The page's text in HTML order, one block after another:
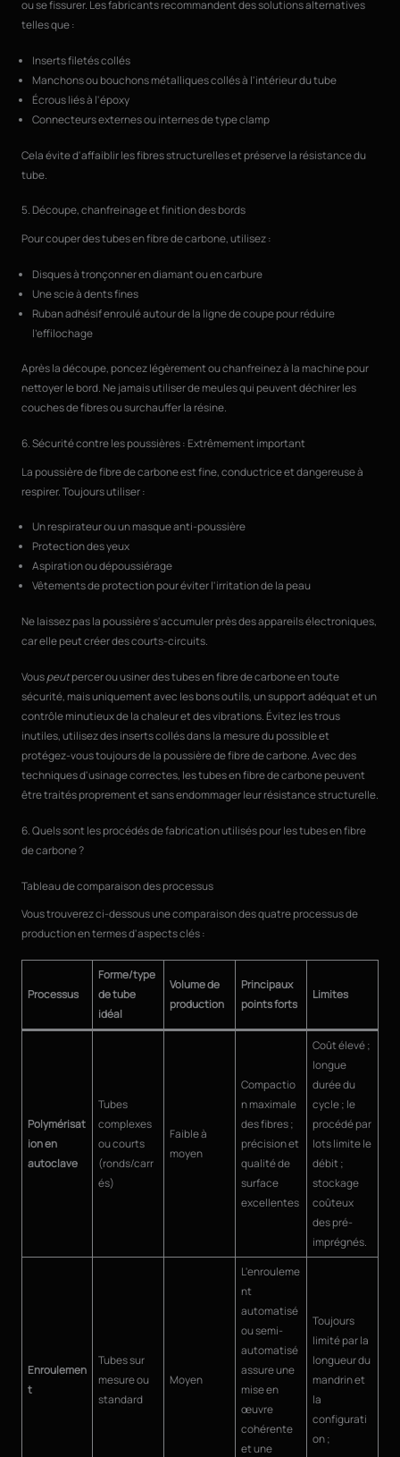
ou se fissurer. Les fabricants recommandent des solutions alternatives
telles que :
Inserts filetés collés
Manchons ou bouchons métalliques collés à l'intérieur du tube
Écrous liés à l'époxy
Connecteurs externes ou internes de type clamp
Cela évite d'affaiblir les fibres structurelles et préserve la résistance du
tube.
5. Découpe, chanfreinage et finition des bords
Pour couper des tubes en fibre de carbone, utilisez :
Disques à tronçonner en diamant ou en carbure
Une scie à dents fines
Ruban adhésif enroulé autour de la ligne de coupe pour réduire
l'effilochage
Après la découpe, poncez légèrement ou chanfreinez à la machine pour
nettoyer le bord. Ne jamais utiliser de meules qui peuvent déchirer les
couches de fibres ou surchauffer la résine.
6. Sécurité contre les poussières : Extrêmement important
La poussière de fibre de carbone est fine, conductrice et dangereuse à
respirer. Toujours utiliser :
Un respirateur ou un masque anti-poussière
Protection des yeux
Aspiration ou dépoussiérage
Vêtements de protection pour éviter l'irritation de la peau
Ne laissez pas la poussière s'accumuler près des appareils électroniques,
car elle peut créer des courts-circuits.
Vouspeutpercer ou usiner des tubes en fibre de carbone en toute
sécurité, mais uniquement avec les bons outils, un support adéquat et un
contrôle minutieux de la chaleur et des vibrations. Évitez les trous
inutiles, utilisez des inserts collés dans la mesure du possible et
protégez-vous toujours de la poussière de fibre de carbone. Avec des
techniques d'usinage correctes, les tubes en fibre de carbone peuvent
être traités proprement et sans endommager leur résistance structurelle.
6. Quels sont les procédés de fabrication utilisés pour les tubes en fibre
de carbone ?
Tableau de comparaison des processus
Vous trouverez ci-dessous une comparaison des quatre processus de
production en termes d'aspects clés :
Processus
Forme/type
de tube
idéal
Volume de
production
Principaux
points forts
Limites
Polymérisat
ion en
autoclave
Tubes
complexes
ou courts
(ronds/carr
és)
Faible à
moyen
Compactio
n maximale
des fibres ;
précision et
qualité de
surface
excellentes
Coût élevé ;
longue
durée du
cycle ; le
procédé par
lots limite le
débit ;
stockage
coûteux
des pré-
imprégnés.
Enroulemen
t
Tubes sur
mesure ou
standard
Moyen
L'enrouleme
nt
automatisé
ou semi-
automatisé
assure une
mise en
œuvre
cohérente
et une
Toujours
limité par la
longueur du
mandrin et
la
configurati
on ;